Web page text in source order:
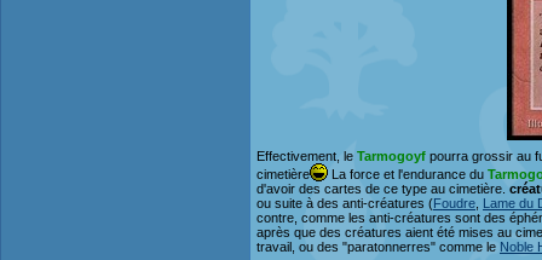
Effectivement, le Tarmogoyf pourra grossir au
cimetière
La force et l'endurance du
d'avoir des cartes de ce type au cimetière.
ou suite à des anti-créatures (Foudre Lame du
contre, comme les anti-créatures sont des
après que des créatures aient été mises au
travail, ou des "paratonnerres" comme le Noble